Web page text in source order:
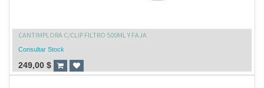
CANTIMPLORA C/CLIP FILTRO 500ML Y FAJA
Consultar Stock
249,00 $